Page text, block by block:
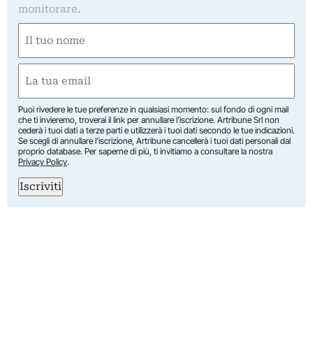
monitorare.
(Obbligatorio)
Nome
(Obbligatorio)
Puoi rivedere le tue preferenze in qualsiasi momento: sul fondo di ogni mail
che ti invieremo, troverai il link per annullare l’iscrizione. Artribune Srl non
cederà i tuoi dati a terze parti e utilizzerà i tuoi dati secondo le tue indicazioni.
Se scegli di annullare l’iscrizione, Artribune cancellerà i tuoi dati personali dal
proprio database. Per saperne di più, ti invitiamo a consultare la nostra
Privacy Policy.
Iscriviti